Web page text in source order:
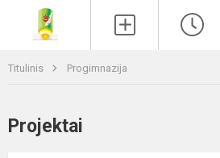
Titulinis Progimnazija
Projektai